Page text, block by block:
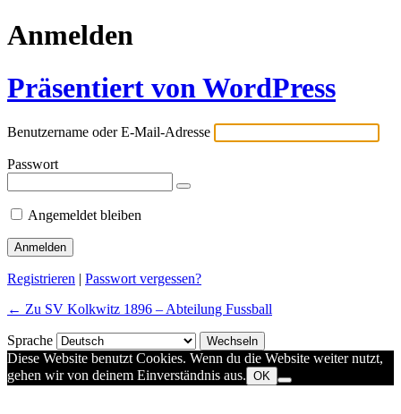
Anmelden
Präsentiert von WordPress
Benutzername oder E-Mail-Adresse
Passwort
Angemeldet bleiben
Registrieren | Passwort vergessen?
← Zu SV Kolkwitz 1896 – Abteilung Fussball
Sprache
Diese Website benutzt Cookies. Wenn du die Website weiter nutzt,
gehen wir von deinem Einverständnis aus. OK